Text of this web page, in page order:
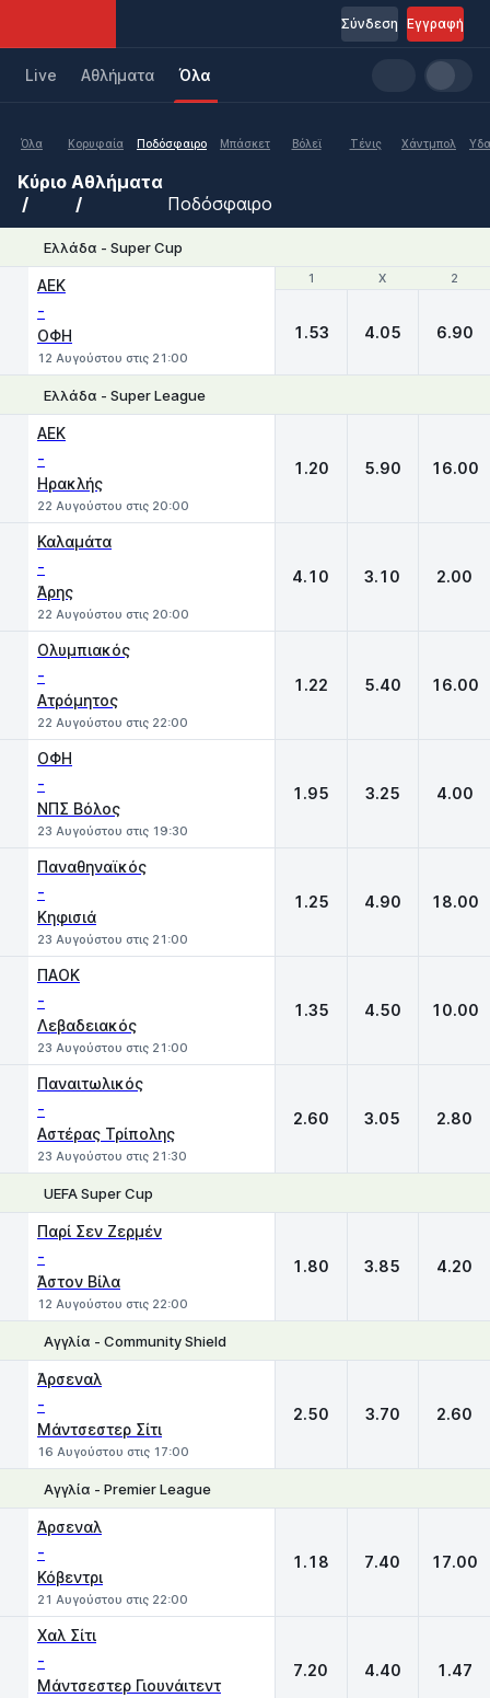
Εγγραφή
Σύνδεση
Live Aθλήματα Όλα
Όλα Κορυφαία Ποδόσφαιρο Μπάσκετ Βόλεϊ Τένις Χάντμπολ
Κύριο Αθλήματα
Ποδόσφαιρο
Ελλάδα - Super Cup
1 X 2
ΑΕΚ
-
ΟΦΗ
12 Αυγούστου στις 21:00
1 X 2
1.53 4.05 6.90
Ελλάδα - Super League
ΑΕΚ
-
Ηρακλής
22 Αυγούστου στις 20:00
1.20 5.90 16.00
Καλαμάτα
-
Άρης
22 Αυγούστου στις 20:00
4.10 3.10 2.00
Ολυμπιακός
-
Ατρόμητος
22 Αυγούστου στις 22:00
1.22 5.40 16.00
ΟΦΗ
-
ΝΠΣ Βόλος
23 Αυγούστου στις 19:30
1.95 3.25 4.00
Παναθηναϊκός
-
Κηφισιά
23 Αυγούστου στις 21:00
1.25 4.90 18.00
ΠΑΟΚ
-
Λεβαδειακός
23 Αυγούστου στις 21:00
1.35 4.50 10.00
Παναιτωλικός
-
Αστέρας Τρίπολης
23 Αυγούστου στις 21:30
2.60 3.05 2.80
UEFA Super Cup
Παρί Σεν Ζερμέν
-
Άστον Βίλα
12 Αυγούστου στις 22:00
1.80 3.85 4.20
Αγγλία - Community Shield
Άρσεναλ
-
Μάντσεστερ Σίτι
16 Αυγούστου στις 17:00
2.50 3.70 2.60
Αγγλία - Premier League
Άρσεναλ
-
Κόβεντρι
21 Αυγούστου στις 22:00
1.18 7.40 17.00
Χαλ Σίτι
-
Μάντσεστερ Γιουνάιτεντ
7.20 4.40 1.47